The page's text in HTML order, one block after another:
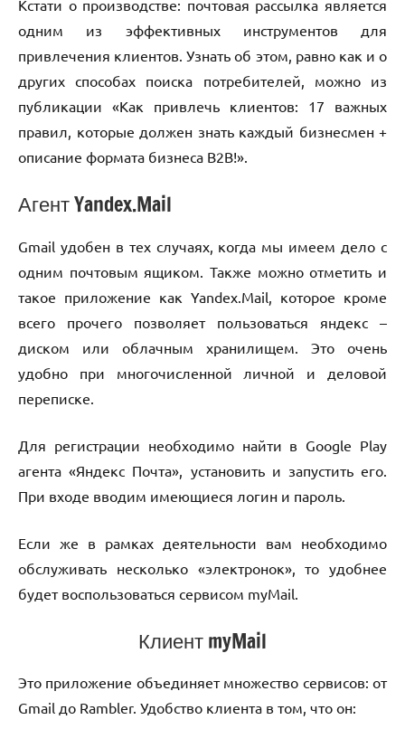
Кстати о производстве: почтовая рассылка является
одним из эффективных инструментов для
привлечения клиентов. Узнать об этом, равно как и о
других способах поиска потребителей, можно из
публикации «Как привлечь клиентов: 17 важных
правил, которые должен знать каждый бизнесмен +
описание формата бизнеса В2В!».
Агент Yandex.Mail
Gmail удобен в тех случаях, когда мы имеем дело с
одним почтовым ящиком. Также можно отметить и
такое приложение как Yandex.Mail, которое кроме
всего прочего позволяет пользоваться яндекс –
диском или облачным хранилищем. Это очень
удобно при многочисленной личной и деловой
переписке.
Для регистрации необходимо найти в Google Play
агента «Яндекс Почта», установить и запустить его.
При входе вводим имеющиеся логин и пароль.
Если же в рамках деятельности вам необходимо
обслуживать несколько «электронок», то удобнее
будет воспользоваться сервисом myMail.
Клиент myMail
Это приложение объединяет множество сервисов: от
Gmail до Rambler. Удобство клиента в том, что он: